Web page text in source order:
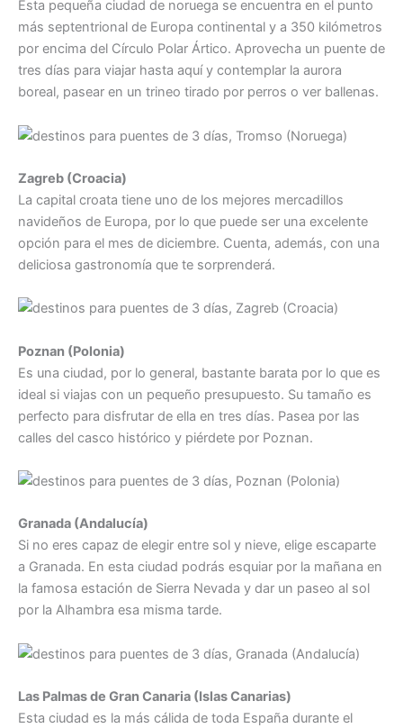
Esta pequeña ciudad de noruega se encuentra en el punto
más septentrional de Europa continental y a 350 kilómetros
por encima del Círculo Polar Ártico. Aprovecha un puente de
tres días para viajar hasta aquí y contemplar la aurora
boreal, pasear en un trineo tirado por perros o ver ballenas.
Zagreb (Croacia)
La capital croata tiene uno de los mejores mercadillos
navideños de Europa, por lo que puede ser una excelente
opción para el mes de diciembre. Cuenta, además, con una
deliciosa gastronomía que te sorprenderá.
Poznan (Polonia)
Es una ciudad, por lo general, bastante barata por lo que es
ideal si viajas con un pequeño presupuesto. Su tamaño es
perfecto para disfrutar de ella en tres días. Pasea por las
calles del casco histórico y piérdete por Poznan.
Granada (Andalucía)
Si no eres capaz de elegir entre sol y nieve, elige escaparte
a Granada. En esta ciudad podrás esquiar por la mañana en
la famosa estación de Sierra Nevada y dar un paseo al sol
por la Alhambra esa misma tarde.
Las Palmas de Gran Canaria (Islas Canarias)
Esta ciudad es la más cálida de toda España durante el